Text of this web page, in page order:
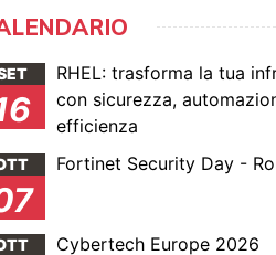
RHEL: trasforma la tua
con sicurezza,
efficienza
Fortinet Security Day -
Cybertech Europe 2026